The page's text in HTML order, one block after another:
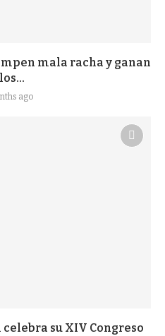
mala racha y ganan
ago
su XIV Congreso